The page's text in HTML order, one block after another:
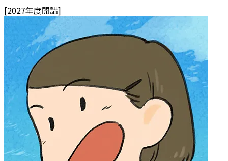
[2027年度開講]